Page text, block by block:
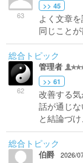
63
>> 45
よく文章
同じこと
総合トピック
62
管理者
>> 61
改善する気
話が通じ
と結論づ
総合トピック
伯爵 2026/